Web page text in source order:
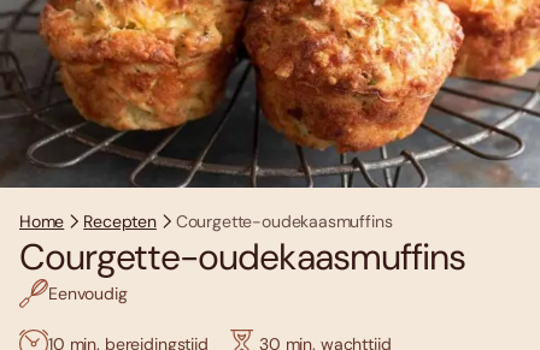
Home Recepten Courgette-oudekaasmuffins
Courgette-oudekaasmuffins
Eenvoudig
10 min. bereidingstijd 30 min. wachttijd